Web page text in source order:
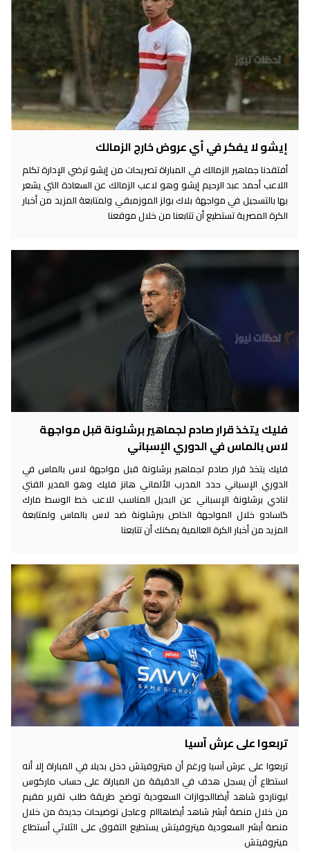
إيشو لا يفكر في أي عروض خارج الزمالك
أفتقدنا جماهير الزمالك في المباراة تصريحات من إيشو ترضي الإدارة تكلم
اللاعب أحمد عبد الرحيم إيشو وهو لاعب الزمالك عن السعادة التي يشعر
بها بالتسجيل في مواجهة بلاك بولز الموزمبقي ولمتابعة المزيد من أخبار
الكرة المصرية تستطيع أن تتابعنا من خلال موقعنا
فليك يتخذ قرار صادم لجماهير برشلونة قبل مواجهة
لاس بالماس في الدوري الإسباني
فليك يتخذ قرار صادم لجماهير برشلونة قبل مواجهة لاس بالماس في
الدوري الإسباني حدد المدرب الألماني هانز فليك وهو المدير الفني
لنادي برشلونة الإسباني عن البديل المناسب للاعب خط الوسط مارك
كاسادو خلال المواجهة الخاص ببرشلونة ضد لاس بالماس ولمتابعة
المزيد من أخبار الكرة العالمية يمكنك أن تتابعنا
تربعوا على عرش آسيا
تربعوا على عرش آسيا ورغم أن ميتروفيتش دخل بديلا في المباراة إلا أنه
استطاع أن يسجل هدف في الدقيقة من المباراة على حساب ماركوس
ليوناردو شاهد أيضاالجوازات السعودية توضح طريقة طلب تقرير مقيم
من خلال منصة أبشر شاهد أيضاهااام وعاجل توضيحات جديدة من خلال
منصة أبشر السعودية ميتروفيتش يستطيع التفوق على الثلاثي أستطاع
ميتروفيتش